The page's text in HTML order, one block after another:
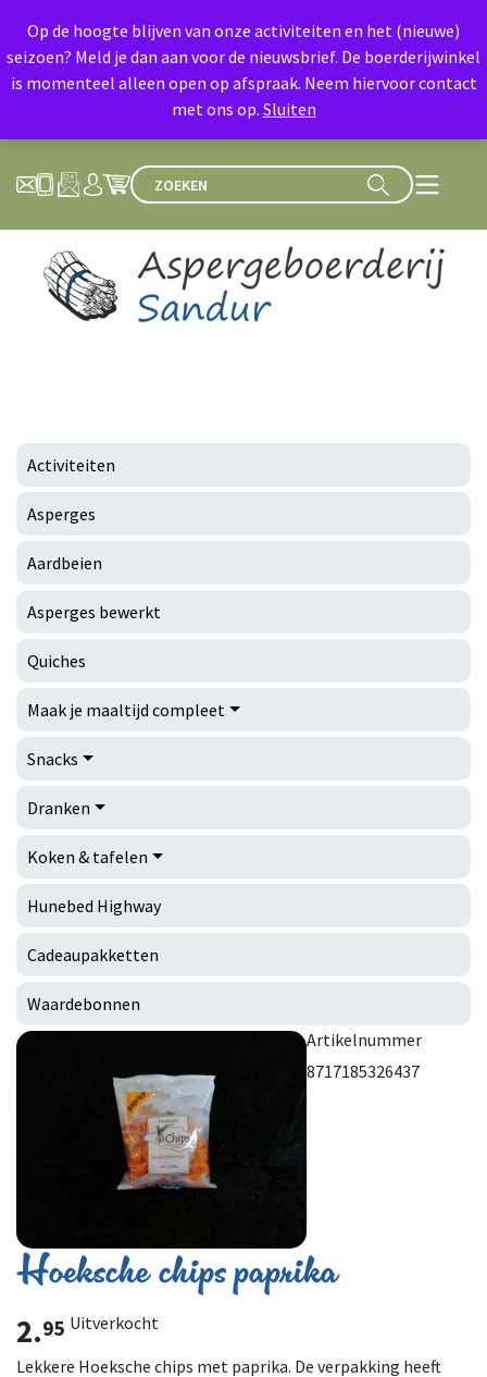
Activiteiten
Asperges
Aardbeien
Asperges bewerkt
Quiches
Maak je maaltijd compleet
Snacks
Dranken
Koken & tafelen
Hunebed Highway
Cadeaupakketten
Waardebonnen
Artikelnummer
8717185326437
Hoeksche chips paprika
2.95 Uitverkocht
Lekkere Hoeksche chips met paprika. De verpakking heeft
Op de hoogte blijven van onze activiteiten en het (nieuwe)
seizoen? Meld je dan aan voor de nieuwsbrief. De boerderijwinkel
is momenteel alleen open op afspraak. Neem hiervoor contact
met ons op. Sluiten